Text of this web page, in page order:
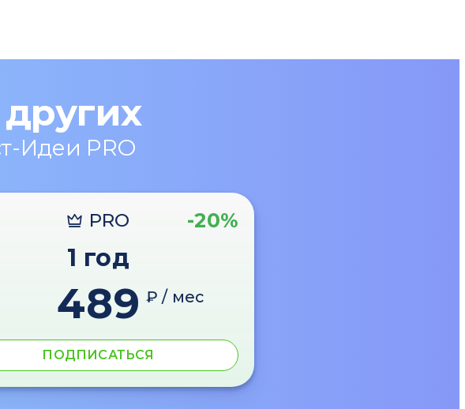
Идеи PRO
PRO -20%
1 год
489 ₽ / мес
ПОДПИСАТЬСЯ